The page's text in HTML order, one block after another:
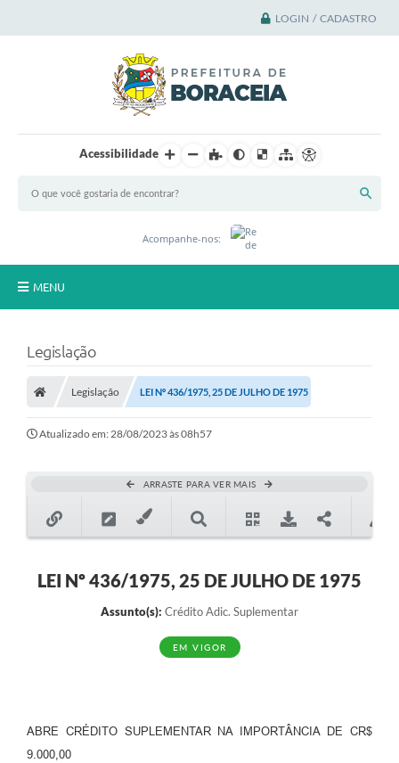
LOGIN / CADASTRO
Acessibilidade
Acompanhe-nos:
MENU
A Cidade
A Prefeitura
Notícias
Serviços Online
Multimídia
Galeria de Vídeos
Legislação
Legislação LEI Nº 436/1975, 25 DE JULHO DE 1975
Atualizado em: 28/08/2023 às 08h57
ARRASTE PARA VER MAIS
LEI Nº 436/1975, 25 DE JULHO DE 1975
Assunto(s): Crédito Adic. Suplementar
EM VIGOR
ABRE CRÉDITO SUPLEMENTAR NA IMPORTÂNCIA DE CR$
9.000,00